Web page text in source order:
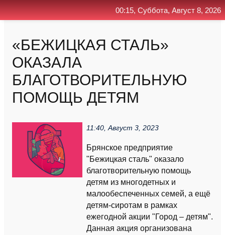
«БЕЖИЦКАЯ СТАЛЬ»
ОКАЗАЛА
БЛАГОТВОРИТЕЛЬНУЮ
ПОМОЩЬ ДЕТЯМ
11:40, Август 3, 2023
Брянское предприятие
"Бежицкая сталь" оказало
благотворительную помощь
детям из многодетных и
малообеспеченных семей, а ещё
детям-сиротам в рамках
ежегодной акции "Город – детям".
Данная акция организована
00:15, Суббота, Август 8, 2026